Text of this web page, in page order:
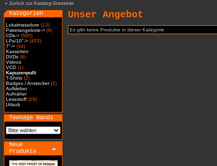
» Zurück zur Katalog-Startseite
Kategorien
Lokalmatadore (13)
Paketangebote-> (6)
CDs-> (595)
LPs/10"-> (453)
7"-> (34)
Kassetten
DVDs (6)
Videos
VCD (1)
Kapuzenpulli
T-Shirts (2)
Badges / Anstecker(1)
Aufkleber
Aufnäher
Lesestoff (19)
Urlaub
Teenage Bands
Neue
Produkte
Unser Angebot
Es gibt keine Produkte in dieser Kategorie.